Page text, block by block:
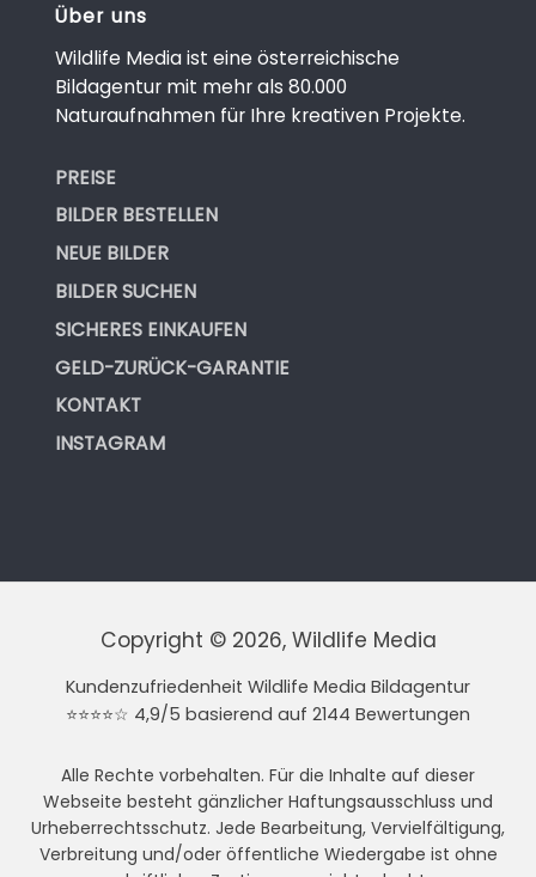
Über uns
Wildlife Media ist eine österreichische
Bildagentur mit mehr als 80.000
Naturaufnahmen für Ihre kreativen Projekte.
PREISE
BILDER BESTELLEN
NEUE BILDER
BILDER SUCHEN
SICHERES EINKAUFEN
GELD-ZURÜCK-GARANTIE
KONTAKT
INSTAGRAM
Copyright © 2026, Wildlife Media
Kundenzufriedenheit Wildlife Media Bildagentur
⭐⭐⭐⭐☆ 4,9/5 basierend auf 2144 Bewertungen
Alle Rechte vorbehalten. Für die Inhalte auf dieser
Webseite besteht gänzlicher Haftungsausschluss und
Urheberrechtsschutz. Jede Bearbeitung, Vervielfältigung,
Verbreitung und/oder öffentliche Wiedergabe ist ohne